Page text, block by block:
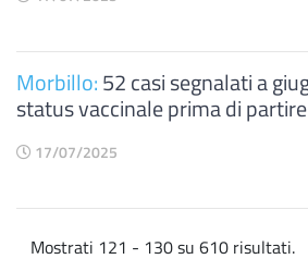
Morbillo:52 casi segnalati a
status vaccinale prima di partire
17/07/2025
Mostrati 121 - 130 su 610 risultati.